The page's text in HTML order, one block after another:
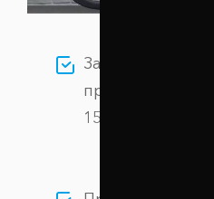
Заказывайте
пружин 30 мм
15-020/30) по